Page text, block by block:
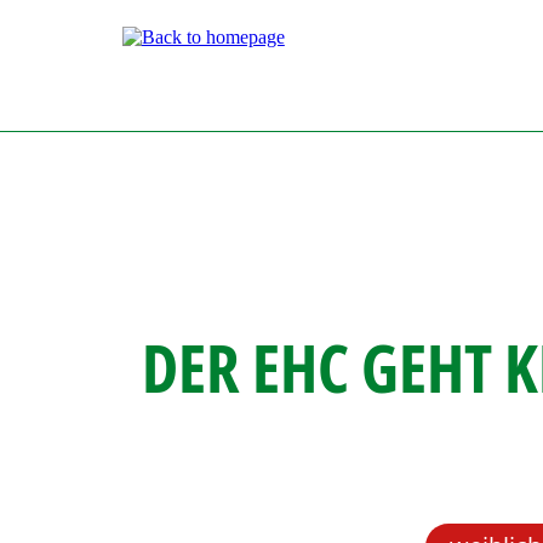
DER EHC GEHT